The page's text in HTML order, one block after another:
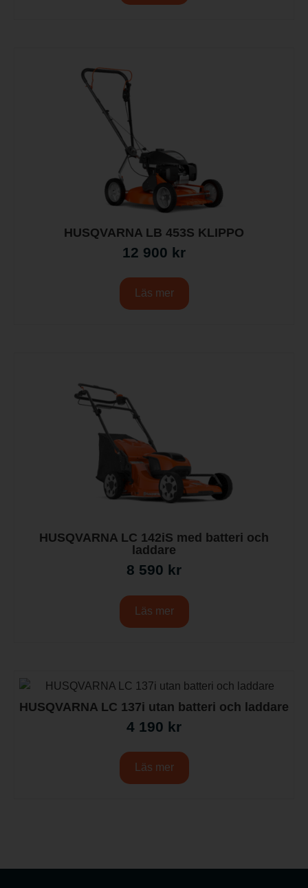
HUSQVARNA LB 453S KLIPPO
12 900 kr
Läs mer
HUSQVARNA LC 142iS med batteri och
laddare
8 590 kr
Läs mer
HUSQVARNA LC 137i utan batteri och laddare
4 190 kr
Läs mer